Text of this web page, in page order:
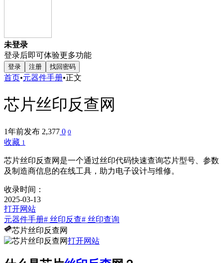
未登录
登录后即可体验更多功能
登录 注册 找回密码
首页•元器件手册•正文
芯片丝印反查网
1年前发布 2,377 0 0
收藏 1
芯片丝印反查网是一个通过丝印代码快速查询芯片型号、参数
及制造商信息的在线工具，助力电子设计与维修。
收录时间：
2025-03-13
打开网站
元器件手册# 丝印反查# 丝印查询
芯片丝印反查网
打开网站